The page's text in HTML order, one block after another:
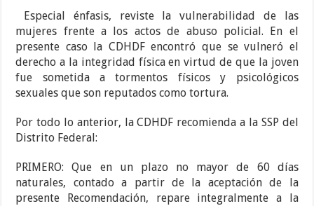
Especial énfasis, reviste la vulnerabilidad de las
mujeres frente a los actos de abuso policial. En el
presente caso la CDHDF encontró que se vulneró el
derecho a la integridad física en virtud de que la joven
fue sometida a tormentos físicos y psicológicos
sexuales que son reputados como tortura.
Por todo lo anterior, la CDHDF recomienda a la SSP del
Distrito Federal:
PRIMERO: Que en un plazo no mayor de 60 días
naturales, contado a partir de la aceptación de la
presente Recomendación, repare integralmente a la